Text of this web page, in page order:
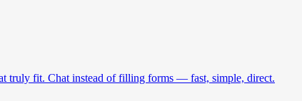
truly fit. Chat instead of filling forms — fast, simple, direct.